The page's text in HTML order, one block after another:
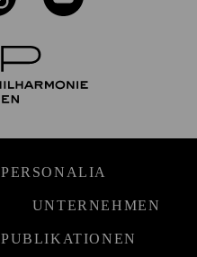
PERSONALIA
UNTERNEHMEN
PUBLIKATIONEN